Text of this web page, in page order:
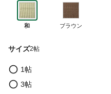
和 ブラウン
サイズ2帖
1帖
3帖